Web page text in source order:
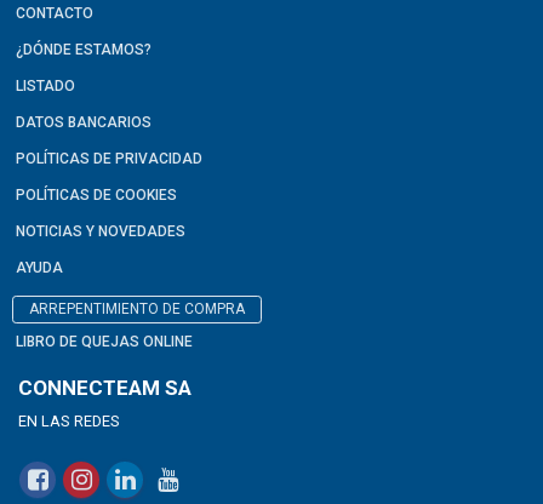
CONTACTO
¿DÓNDE ESTAMOS?
LISTADO
DATOS BANCARIOS
POLÍTICAS DE PRIVACIDAD
POLÍTICAS DE COOKIES
NOTICIAS Y NOVEDADES
AYUDA
ARREPENTIMIENTO DE COMPRA
LIBRO DE QUEJAS ONLINE
CONNECTEAM SA
EN LAS REDES